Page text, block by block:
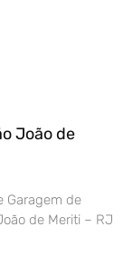
João de
Garagem de
de Meriti – RJ